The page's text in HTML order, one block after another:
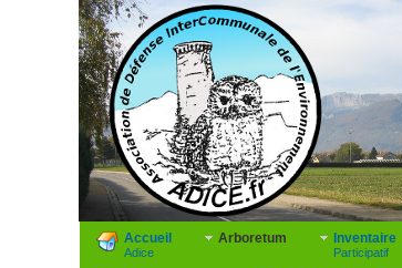
Accueil
Adice
Arboretum Inventaire
Participatif